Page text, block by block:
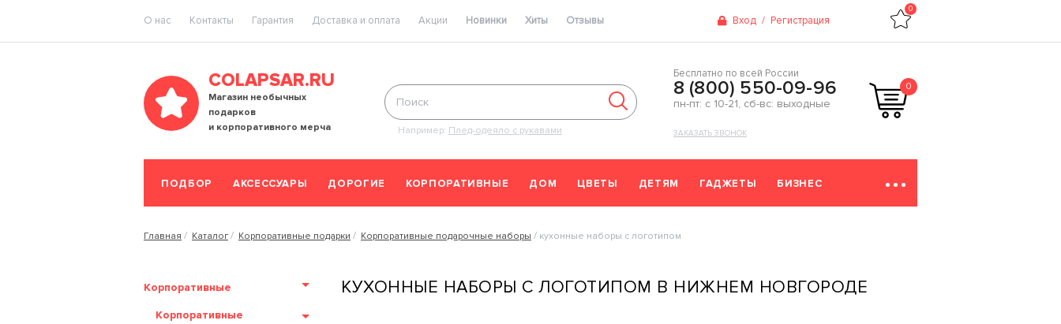
O нас Контакты Гарантия Доставка и оплата Акции Новинки Хиты Отзывы Вход / Регистрация
0
COLAPSAR.RU
Магазин необычных
подарков
и корпоративного мерча
Например: Плед-одеяло с рукавами
Бесплатно по всей России
8 (800) 550-09-96
пн-пт: с 10-21, сб-вс: выходные
ЗАКАЗАТЬ ЗВОНОК
0
ПОДБОР АКСЕССУАРЫ ДОРОГИЕ КОРПОРАТИВНЫЕ ДОМ ЦВЕТЫ ДЕТЯМ ГАДЖЕТЫ БИЗНЕС
Главная Каталог Корпоративные подарки Корпоративные подарочные наборы кухонные наборы с логотипом
Корпоративные
Корпоративные
КУХОННЫЕ НАБОРЫ С ЛОГОТИПОМ В НИЖНЕМ НОВГОРОДЕ